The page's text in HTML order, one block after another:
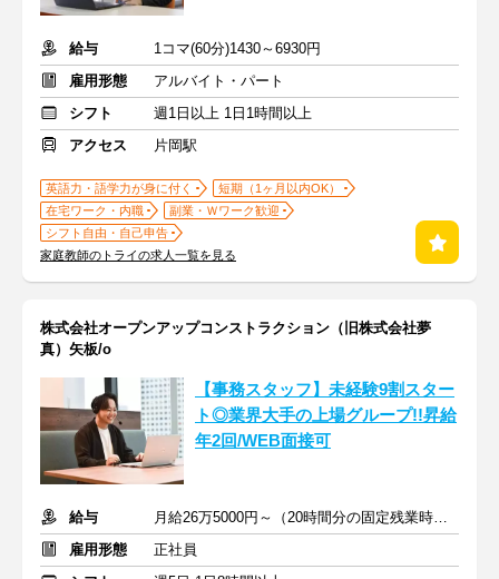
給与
1コマ(60分)1430～6930円
雇用形態
アルバイト・パート
シフト
週1日以上 1日1時間以上
アクセス
片岡駅
英語力・語学力が身に付く
短期（1ヶ月以内OK）
在宅ワーク・内職
副業・Ｗワーク歓迎
シフト自由・自己申告
家庭教師のトライの求人一覧を見る
株式会社オープンアップコンストラクション（旧株式会社夢
真）矢板/o
【事務スタッフ】未経験9割スター
ト◎業界大手の上場グループ!!昇給
年2回/WEB面接可
給与
月給26万5000円～（20時間分の固定残業時間代を含む）
雇用形態
正社員